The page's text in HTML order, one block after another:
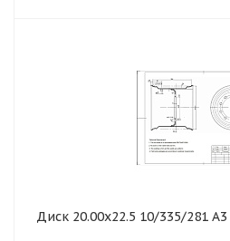
Диск 20.00х22.5 10/335/281